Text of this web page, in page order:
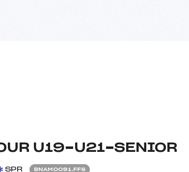
U19-U21-SENIOR
SPR BNAM0091.FFS